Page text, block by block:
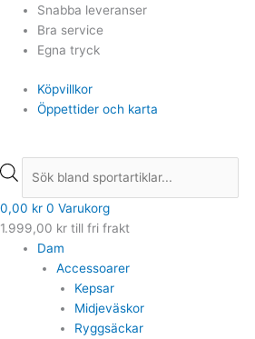
Hoppa
innehåll
Snabba leveranser
Bra service
Egna tryck
Köpvillkor
Öppettider och karta
Products
search
0,00 kr 0 Varukorg
1.999,00 kr till fri frakt
Dam
Accessoarer
Kepsar
Midjeväskor
Ryggsäckar
Products
search